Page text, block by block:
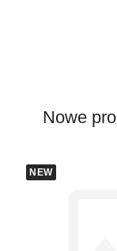
Nowe
NEW